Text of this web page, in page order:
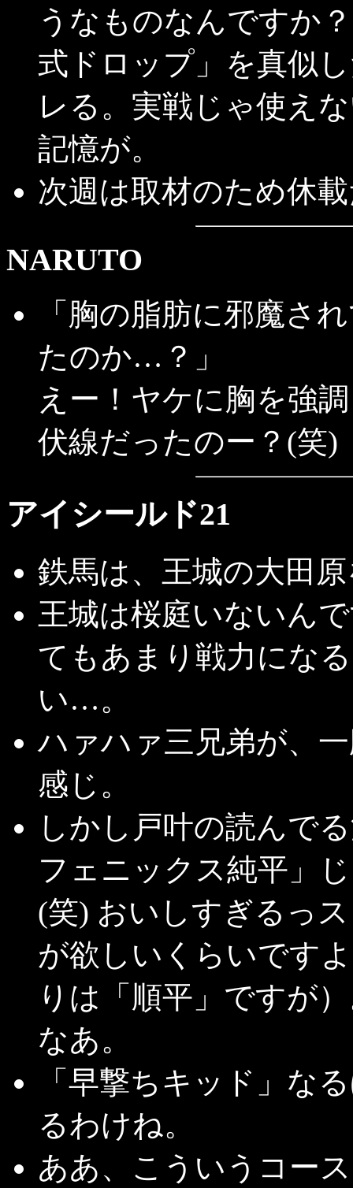
うなものなんですか
式ドロップ」を真似
レる。実戦じゃ使え
記憶が。
次週は取材のため休
NARUTO
「胸の脂肪に邪魔さ
たのか…？」
えー！ヤケに胸を強
伏線だったのー？(笑)
アイシールド21
鉄馬は、王城の大田
王城は桜庭いないん
てもあまり戦力にな
い…。
ハァハァ三兄弟が、
感じ。
しかし戸叶の読んで
フェニックス純平」
(笑) おいしすぎるっ
が欲しいくらいです
りは「順平」ですが
なあ。
「早撃ちキッド」な
るわけね。
ああ、こういうコー